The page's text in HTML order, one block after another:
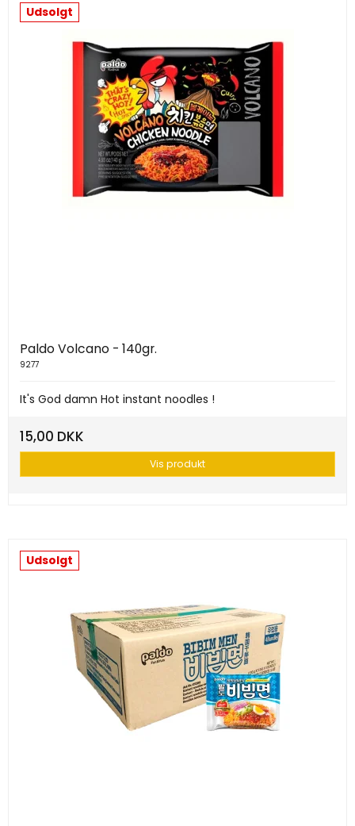
Udsolgt
Paldo Volcano - 140gr.
9277
It's God damn Hot instant noodles !
15,00 DKK
Vis produkt
Udsolgt